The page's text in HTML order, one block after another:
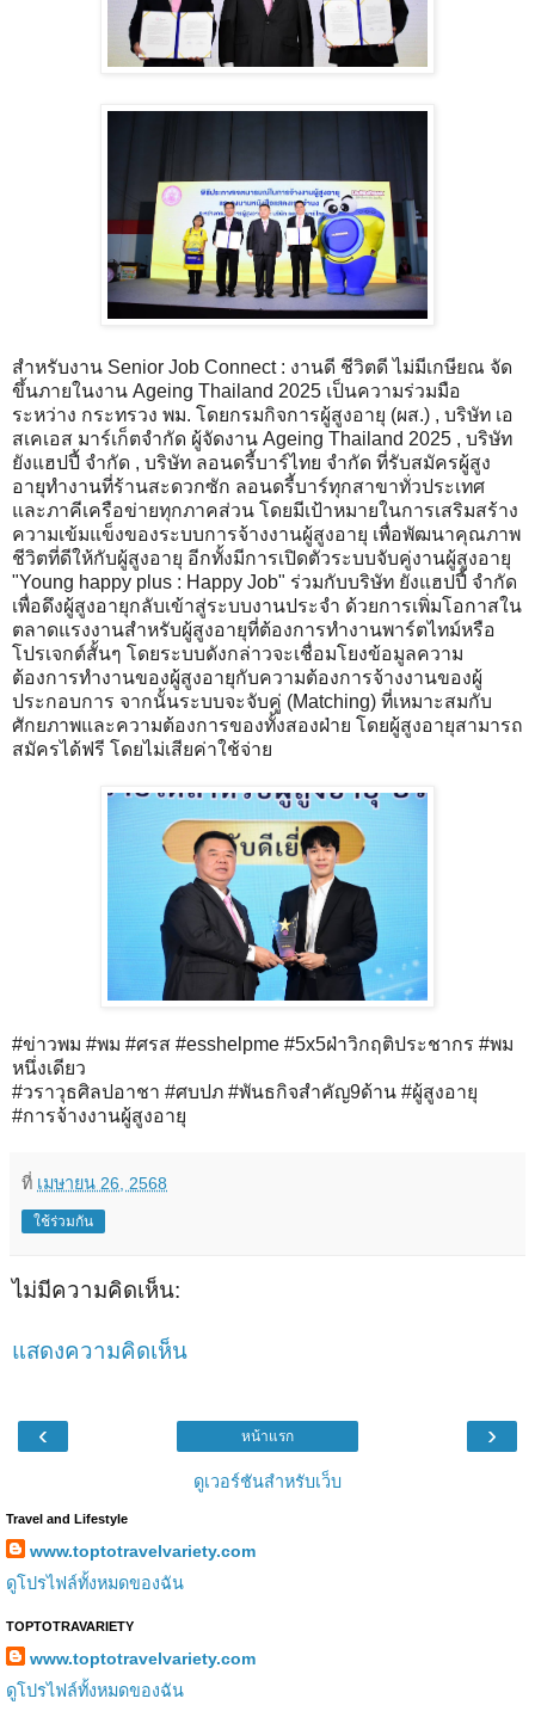
สำหรับงาน Senior Job Connect : งานดี ชีวิตดี ไม่มีเกษียณ จัด
ขึ้นภายในงาน Ageing Thailand 2025 เป็นความร่วมมือ
ระหว่าง กระทรวง พม. โดยกรมกิจการผู้สูงอายุ (ผส.) , บริษัท เอ
สเคเอส มาร์เก็ตจำกัด ผู้จัดงาน Ageing Thailand 2025 , บริษัท
ยังแฮปปี้ จำกัด , บริษัท ลอนดรี้บาร์ไทย จำกัด ที่รับสมัครผู้สูง
อายุทำงานที่ร้านสะดวกซัก ลอนดรี้บาร์ทุกสาขาทั่วประเทศ
และภาคีเครือข่ายทุกภาคส่วน โดยมีเป้าหมายในการเสริมสร้าง
ความเข้มแข็งของระบบการจ้างงานผู้สูงอายุ เพื่อพัฒนาคุณภาพ
ชีวิตที่ดีให้กับผู้สูงอายุ อีกทั้งมีการเปิดตัวระบบจับคู่งานผู้สูงอายุ
"Young happy plus : Happy Job" ร่วมกับบริษัท ยังแฮปปี้ จำกัด
เพื่อดึงผู้สูงอายุกลับเข้าสู่ระบบงานประจำ ด้วยการเพิ่มโอกาสใน
ตลาดแรงงานสำหรับผู้สูงอายุที่ต้องการทำงานพาร์ตไทม์หรือ
โปรเจกต์สั้นๆ โดยระบบดังกล่าวจะเชื่อมโยงข้อมูลความ
ต้องการทำงานของผู้สูงอายุกับความต้องการจ้างงานของผู้
ประกอบการ จากนั้นระบบจะจับคู่ (Matching) ที่เหมาะสมกับ
ศักยภาพและความต้องการของทั้งสองฝ่าย โดยผู้สูงอายุสามารถ
สมัครได้ฟรี โดยไม่เสียค่าใช้จ่าย
#ข่าวพม #พม #ศรส #esshelpme #5x5ฝ่าวิกฤติประชากร #พม
หนึ่งเดียว
#วราวุธศิลปอาชา #ศบปภ #พันธกิจสำคัญ9ด้าน #ผู้สูงอายุ
#การจ้างงานผู้สูงอายุ
ที่ เมษายน 26, 2568
ใช้ร่วมกัน
ไม่มีความคิดเห็น:
แสดงความคิดเห็น
‹ ›
หน้าแรก
ดูเวอร์ชันสำหรับเว็บ
Travel and Lifestyle
www.toptotravelvariety.com
ดูโปรไฟล์ทั้งหมดของฉัน
TOPTOTRAVARIETY
www.toptotravelvariety.com
ดูโปรไฟล์ทั้งหมดของฉัน